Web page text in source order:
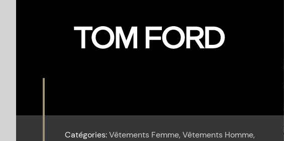
Catégories:Vêtements Femme, Vêtements Homme,